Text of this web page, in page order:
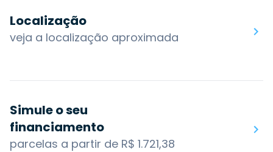
Localização
veja a localização aproximada
Simule o seu
financiamento
parcelas a partir de R$ 1.721,38